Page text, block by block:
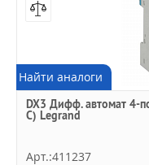
Найти аналоги
DX3 Дифф. автомат 4-
C) Legrand
Арт.:411237